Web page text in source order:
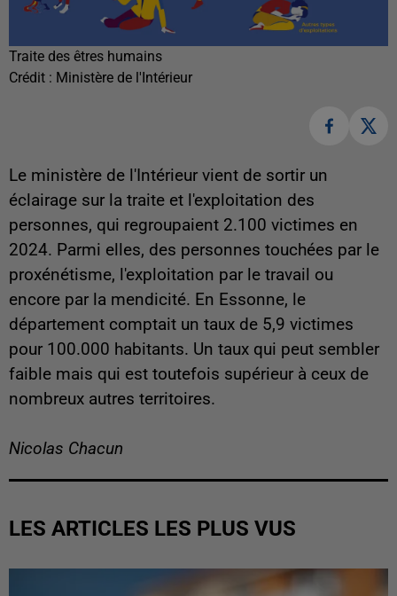
Traite des êtres humains
Crédit : Ministère de l'Intérieur
Le ministère de l'Intérieur vient de sortir un
éclairage sur la traite et l'exploitation des
personnes, qui regroupaient 2.100 victimes en
2024. Parmi elles, des personnes touchées par le
proxénétisme, l'exploitation par le travail ou
encore par la mendicité. En Essonne, le
département comptait un taux de 5,9 victimes
pour 100.000 habitants. Un taux qui peut sembler
faible mais qui est toutefois supérieur à ceux de
nombreux autres territoires.
Nicolas Chacun
LES ARTICLES LES PLUS VUS